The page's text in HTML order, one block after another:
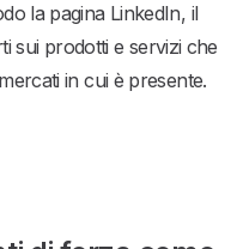
la pagina LinkedIn, il
sui prodotti e servizi che
in cui è presente.